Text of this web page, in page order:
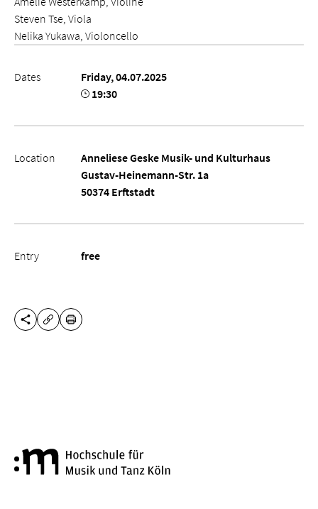
Steven Tse, Viola
Nelika Yukawa, Violoncello
Dates
Friday, 04.07.2025
19:30
Location
Anneliese Geske Musik- und Kulturhaus
Gustav-Heinemann-Str. 1a
50374 Erftstadt
Entry free
SHARE THIS PAGE
COPY URL
PRINT